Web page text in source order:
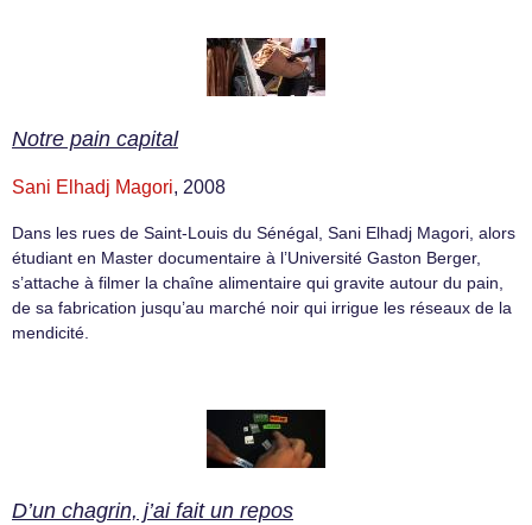
Notre pain capital
Sani Elhadj Magori, 2008
Dans les rues de Saint-Louis du Sénégal, Sani Elhadj Magori, alors
étudiant en Master documentaire à l’Université Gaston Berger,
s’attache à filmer la chaîne alimentaire qui gravite autour du pain,
de sa fabrication jusqu’au marché noir qui irrigue les réseaux de la
mendicité.
D’un chagrin, j’ai fait un repos